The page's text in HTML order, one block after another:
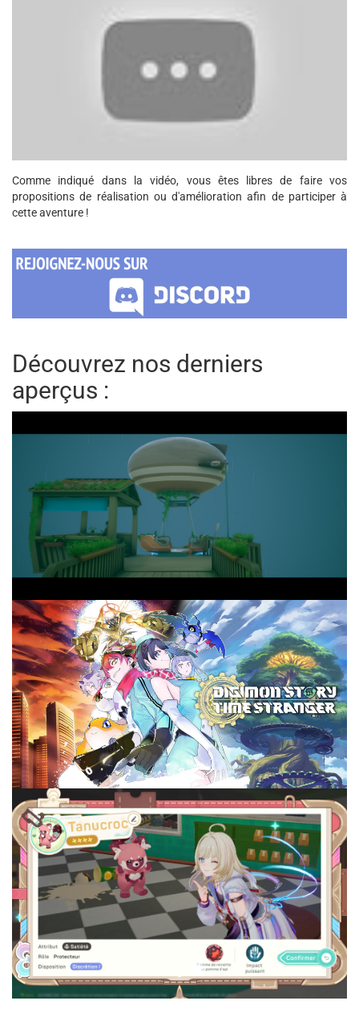
Comme indiqué dans la vidéo, vous êtes libres de faire vos
propositions de réalisation ou d'amélioration afin de participer à
cette aventure !
Découvrez nos derniers
aperçus :